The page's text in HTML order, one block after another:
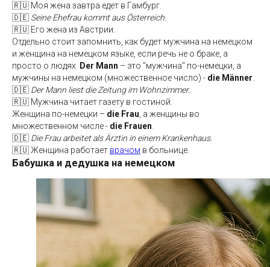
🇷🇺 Моя жена завтра едет в Гамбург.
🇩🇪 Seine Ehefrau kommt aus Österreich.
🇷🇺 Его жена из Австрии.
Отдельно стоит запомнить, как будет мужчина на немецком
и женщина на немецком языке, если речь не о браке, а
просто о людях. Der Mann – это "мужчина" по-немецки, а
мужчины на немецком (множественное число) - die Männer.
🇩🇪 Der Mann liest die Zeitung im Wohnzimmer.
🇷🇺 Мужчина читает газету в гостиной.
Женщина по-немецки – die Frau, а женщины во
множественном числе - die Frauen.
🇩🇪 Die Frau arbeitet als Ärztin in einem Krankenhaus.
🇷🇺 Женщина работает врачом в больнице.
Бабушка и дедушка на немецком